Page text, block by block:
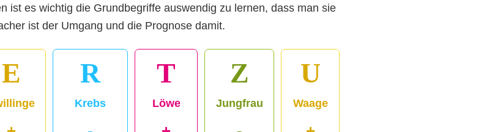
ist es wichtig die Grundbegriffe auswendig zu lernen, dass man sie
ist der Umgang und die Prognose damit.
E R
Krebs
T
Löwe
Z
Jungfrau
U
Waage